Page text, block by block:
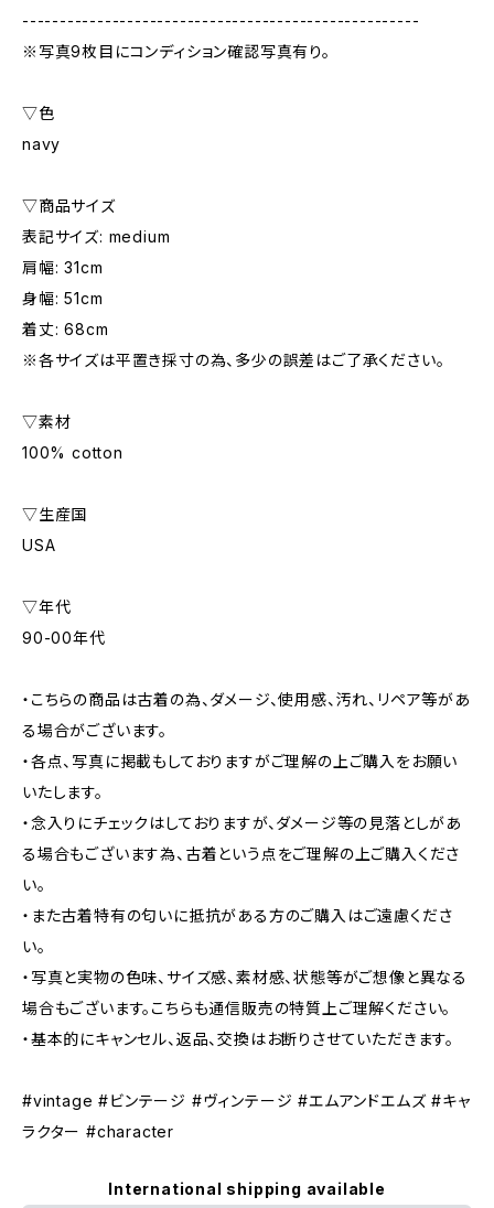
-----------------------------------------------------
※写真9枚目にコンディション確認写真有り。
▽色
navy
▽商品サイズ
表記サイズ: medium
肩幅: 31cm
身幅: 51cm
着丈: 68cm
※各サイズは平置き採寸の為、多少の誤差はご了承ください。
▽素材
100% cotton
▽生産国
USA
▽年代
90-00年代
・こちらの商品は古着の為、ダメージ、使用感、汚れ、リペア等があ
る場合がございます。
・各点、写真に掲載もしておりますがご理解の上ご購入をお願い
いたします。
・念入りにチェックはしておりますが、ダメージ等の見落としがあ
る場合もございます為、古着という点をご理解の上ご購入くださ
い。
・また古着特有の匂いに抵抗がある方のご購入はご遠慮くださ
い。
・写真と実物の色味、サイズ感、素材感、状態等がご想像と異なる
場合もございます。こちらも通信販売の特質上ご理解ください。
・基本的にキャンセル、返品、交換はお断りさせていただきます。
#vintage #ビンテージ #ヴィンテージ #エムアンドエムズ #キャ
ラクター #character
International shipping available